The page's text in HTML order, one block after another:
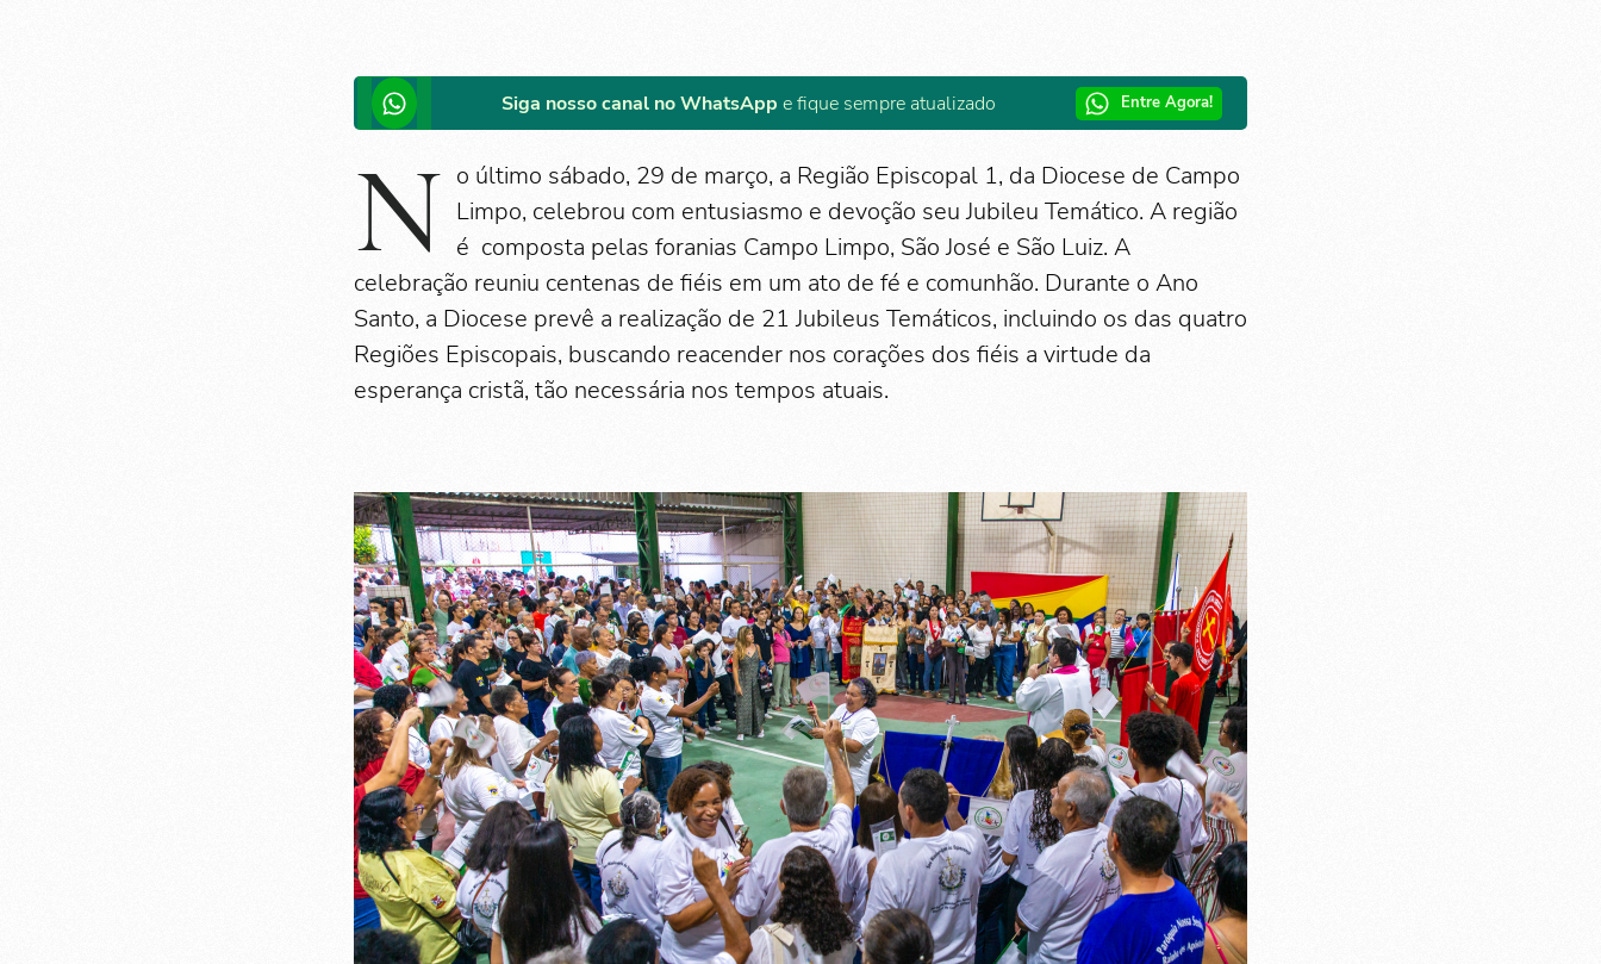
Siga nosso canal no WhatsApp e fique sempre atualizado Entre Agora!
N o último sábado, 29 de março, a Região Episcopal 1, da Diocese de Campo
Limpo, celebrou com entusiasmo e devoção seu Jubileu Temático. A região
é composta pelas foranias Campo Limpo, São José e São Luiz. A
celebração reuniu centenas de fiéis em um ato de fé e comunhão. Durante o Ano
Santo, a Diocese prevê a realização de 21 Jubileus Temáticos, incluindo os das quatro
Regiões Episcopais, buscando reacender nos corações dos fiéis a virtude da
esperança cristã, tão necessária nos tempos atuais.